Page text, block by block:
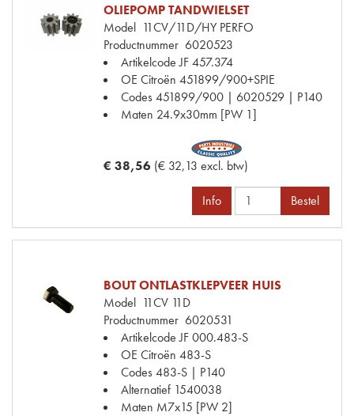
OLIEPOMP TANDWIELSET
Model 11CV/11D/HY PERFO
Productnummer 6020523
Artikelcode JF457.374
OE Citroën 451899/900+SPIE
Codes451899/900 | 6020529 | P140
Maten 24.9x30mm [PW 1]
€ 38,56 (€ 32,13 excl. btw)
Info Bestel
BOUT ONTLASTKLEPVEER HUIS
Model 11CV 11D
Productnummer 6020531
Artikelcode JF000.483-S
OE Citroën 483-S
Codes483-S | P140
Alternatief 1540038
Maten M7x15 [PW 2]